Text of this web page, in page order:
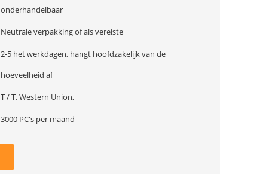
onderhandelbaar
Neutrale verpakking of als vereiste
2-5 het werkdagen, hangt hoofdzakelijk van de
hoeveelheid af
T / T, Western Union,
3000 PC's per maand